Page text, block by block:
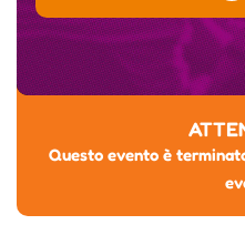
Questo evento è